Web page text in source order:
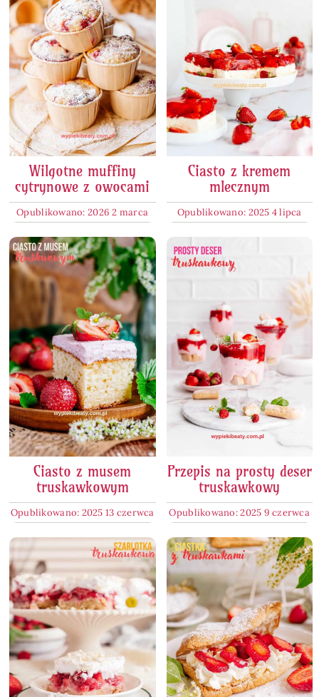
Wilgotne muffiny
cytrynowe z owocami
Opublikowano: 2026 2 marca
Ciasto z kremem
mlecznym
Opublikowano: 2025 4 lipca
Ciasto z musem
truskawkowym
Opublikowano: 2025 13 czerwca
Przepis na prosty deser
truskawkowy
Opublikowano: 2025 9 czerwca